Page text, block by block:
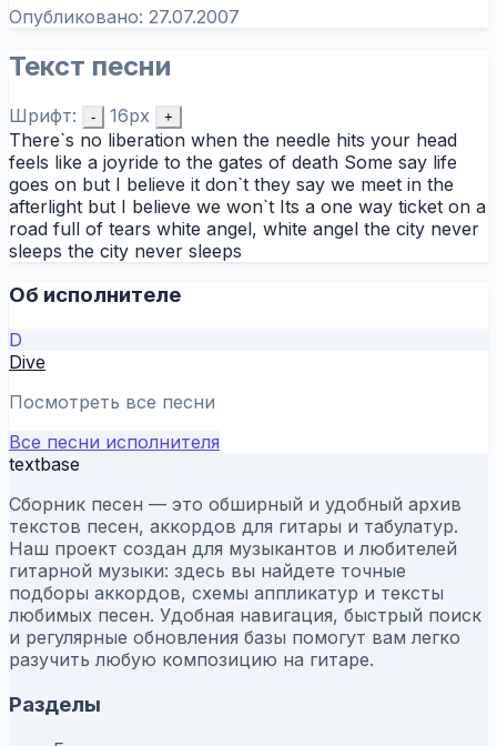
Опубликовано: 27.07.2007
Текст песни
Шрифт: - 16px +
There`s no liberation when the needle hits your head
feels like a joyride to the gates of death Some say life
goes on but I believe it don`t they say we meet in the
afterlight but I believe we won`t Its a one way ticket on a
road full of tears white angel, white angel the city never
sleeps the city never sleeps
Об исполнителе
D
Dive
Посмотреть все песни
Все песни исполнителя
textbase
Сборник песен — это обширный и удобный архив
текстов песен, аккордов для гитары и табулатур.
Наш проект создан для музыкантов и любителей
гитарной музыки: здесь вы найдете точные
подборы аккордов, схемы аппликатур и тексты
любимых песен. Удобная навигация, быстрый поиск
и регулярные обновления базы помогут вам легко
разучить любую композицию на гитаре.
Разделы